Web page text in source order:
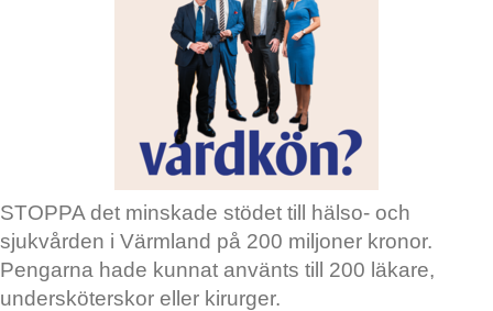
STOPPA det minskade stödet till hälso- och
sjukvården i Värmland på 200 miljoner kronor.
Pengarna hade kunnat använts till 200 läkare,
undersköterskor eller kirurger.